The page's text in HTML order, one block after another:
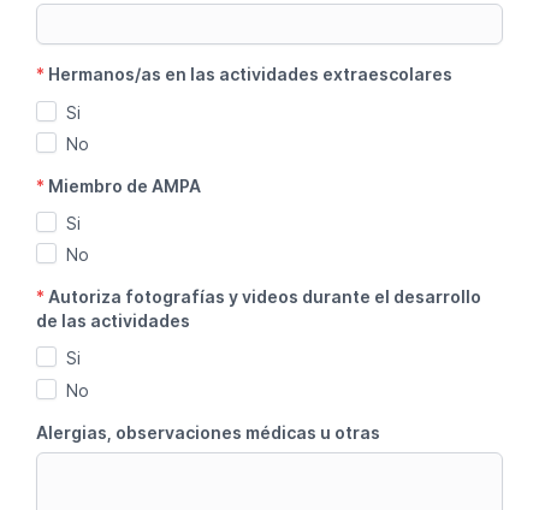
* Hermanos/as en las actividades extraescolares
Si
No
* Miembro de AMPA
Si
No
* Autoriza fotografías y videos durante el desarrollo
de las actividades
Si
No
Alergias, observaciones médicas u otras